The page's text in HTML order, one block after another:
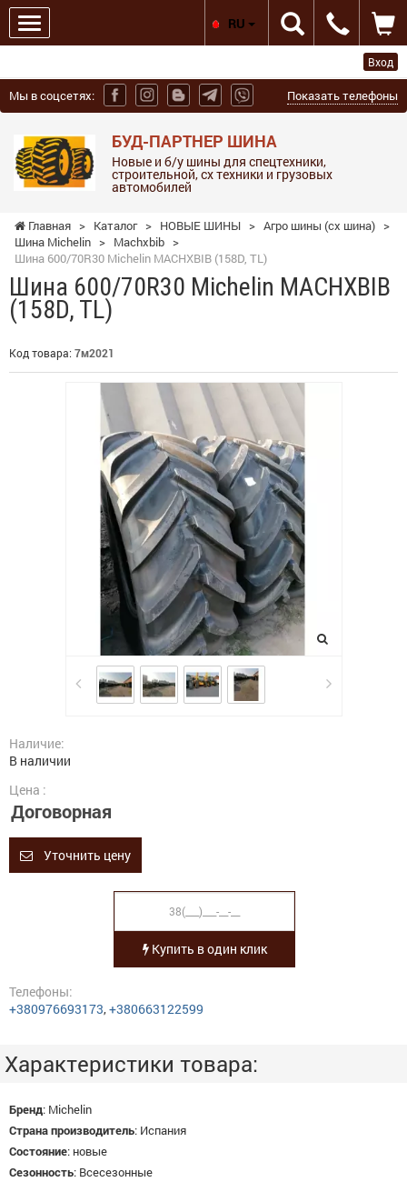
Вход
Мы в соцсетях: Показать телефоны
БУД-ПАРТНЕР ШИНА
Новые и б/у шины для спецтехники,
строительной, сх техники и грузовых
автомобилей
RU
Главная > Каталог > НОВЫЕ ШИНЫ > Агро шины (сх шина) >
Шина Michelin > Machxbib >
Шина 600/70R30 Michelin MACHXBIB (158D, TL)
Шина 600/70R30 Michelin MACHXBIB
(158D, TL)
Код товара: 7м2021
Наличие:
В наличии
Цена :
Договорная
Уточнить цену
Купить в один клик
Телефоны:
+380976693173,+380663122599
Характеристики товара:
Бренд: Michelin
Страна производитель: Испания
Состояние: новые
Сезонность: Всесезонные